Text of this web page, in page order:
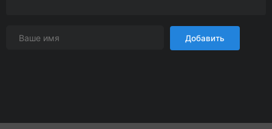
Добавить